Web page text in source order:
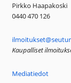
Pirkko Haapakoski
0440 470 126
Kaupalliset
Mediatiedot